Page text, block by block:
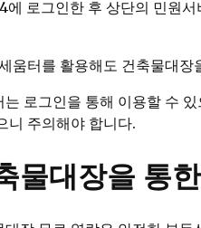
에 로그인한 후 상단의 민원
움터를 활용해도 건축물대장
는 로그인을 통해 이용할 수
니 주의해야 합니다.
물대장을 통